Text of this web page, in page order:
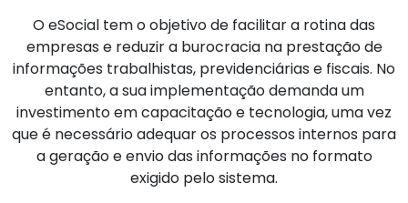
O eSocial tem o objetivo de facilitar a rotina das
empresas e reduzir a burocracia na prestação de
informações trabalhistas, previdenciárias e fiscais. No
entanto, a sua implementação demanda um
investimento em capacitação e tecnologia, uma vez
que é necessário adequar os processos internos para
a geração e envio das informações no formato
exigido pelo sistema.